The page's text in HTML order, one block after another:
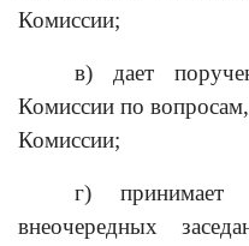
Комиссии;
в) дает
Комиссии по
Комиссии;
г) принимает
внеочередных